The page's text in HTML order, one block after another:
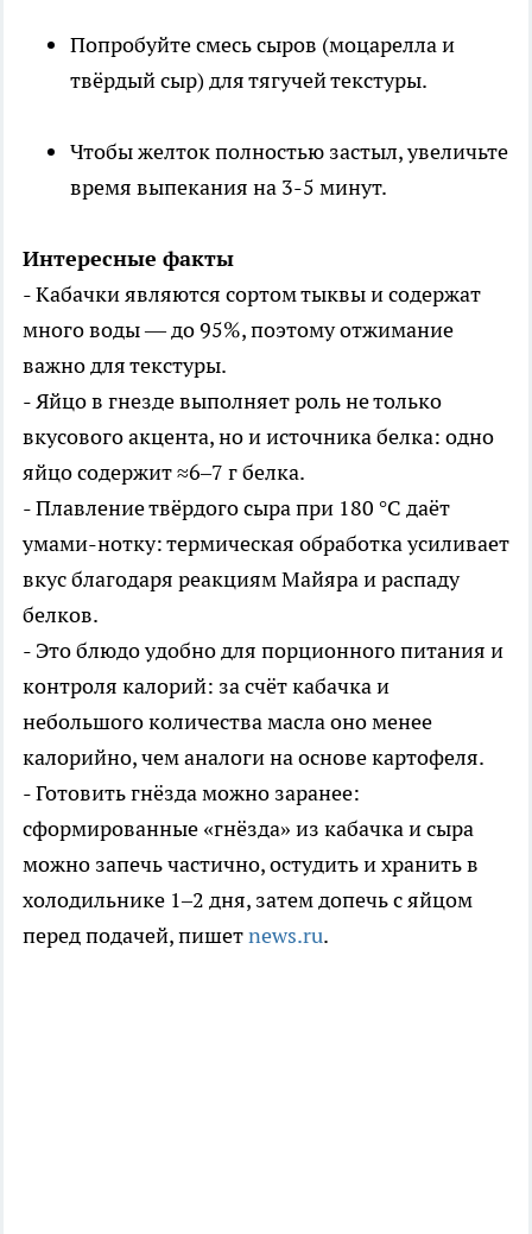
Попробуйте смесь сыров (моцарелла и
твёрдый сыр) для тягучей текстуры.
Чтобы желток полностью застыл, увеличьте
время выпекания на 3-5 минут.
Интересные факты
- Кабачки являются сортом тыквы и содержат
много воды — до 95%, поэтому отжимание
важно для текстуры.
- Яйцо в гнезде выполняет роль не только
вкусового акцента, но и источника белка: одно
яйцо содержит ≈6–7 г белка.
- Плавление твёрдого сыра при 180 °C даёт
умами-нотку: термическая обработка усиливает
вкус благодаря реакциям Майяра и распаду
белков.
- Это блюдо удобно для порционного питания и
контроля калорий: за счёт кабачка и
небольшого количества масла оно менее
калорийно, чем аналоги на основе картофеля.
- Готовить гнёзда можно заранее:
сформированные «гнёзда» из кабачка и сыра
можно запечь частично, остудить и хранить в
холодильнике 1–2 дня, затем допечь с яйцом
перед подачей, пишетnews.ru.